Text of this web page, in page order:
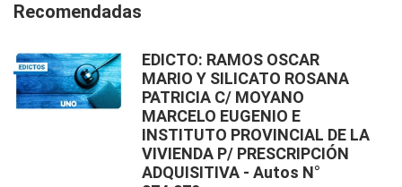
Recomendadas
EDICTO: RAMOS OSCAR
MARIO Y SILICATO ROSANA
PATRICIA C/ MOYANO
MARCELO EUGENIO E
INSTITUTO PROVINCIAL DE LA
VIVIENDA P/ PRESCRIPCIÓN
ADQUISITIVA - Autos N°